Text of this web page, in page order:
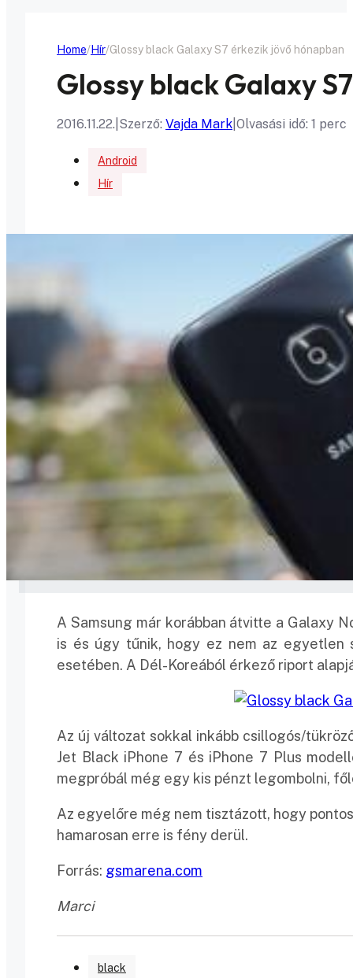
Home Hír Glossy black Galaxy S7 érkezik jövő hónapban
Glossy black Galaxy
2016.11.22. Szerző: Vajda Mark Olvasási idő: 1 perc
Android
Hír
A Samsung már korábban átvitte a Galaxy
is és úgy tűnik, hogy ez nem az egyetlen
esetében. A Dél-Koreából érkező riport
Az új változat sokkal inkább csillogós/
Jet Black iPhone 7 és iPhone 7 Plus
megpróbál még egy kis pénzt legombolni,
Az egyelőre még nem tisztázott, hogy
hamarosan erre is fény derül.
Forrás: gsmarena.com
Marci
black